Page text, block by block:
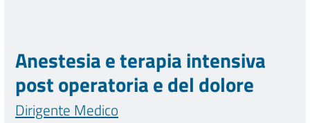
Anestesia e terapia intensiva
post operatoria e del dolore
Dirigente Medico